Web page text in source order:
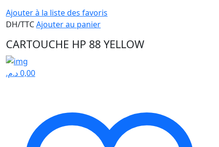
Ajouter à la liste des favoris
DH/TTCAjouter au panier
CARTOUCHE HP 88 YELLOW
0,00د.م.